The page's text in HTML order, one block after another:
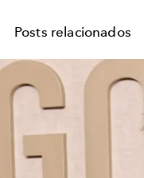
Posts relacionados